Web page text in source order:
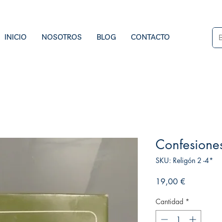
INICIO NOSOTROS BLOG CONTACTO
SKU: Religón 2 -4*
19,00 €
Cantidad *